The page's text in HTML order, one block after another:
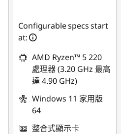
Configurable specs start
at:
AMD Ryzen™ 5 220
處理器 (3.20 GHz 最高
達 4.90 GHz)
Windows 11 家用版
64
整合式顯示卡